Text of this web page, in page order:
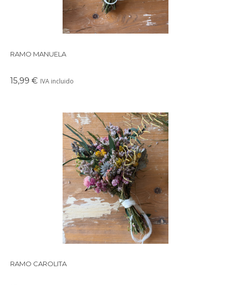
RAMO MANUELA
15,99 € IVA incluido
Precioso ramo de flores preservadas en tonos suaves y
delicados, perfectos para crear un ambiente cálido en
cualquier rincón de tu casa.
RAMO CAROLITA